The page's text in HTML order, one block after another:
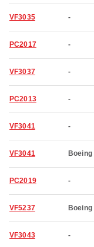
VF3035 -
PC2017 -
VF3037 -
PC2013 -
VF3041 -
VF3041 Boeing
PC2019 -
VF5237 Boeing
VF3043 -